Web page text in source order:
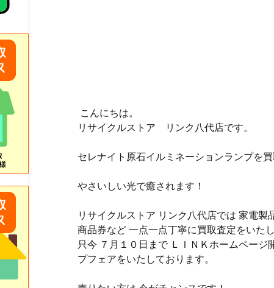
こんにちは。
リサイクルストア　リンク八代店です。
セレナイト原石イルミネーションランプを買
やさいしい光で癒されます！
リサイクルストア リンク八代店では 家電製
商品券など 一点一点丁寧に買取査定をいた
只今 ７月１０日まで ＬＩＮＫホームペー
プフェアをいたしております。